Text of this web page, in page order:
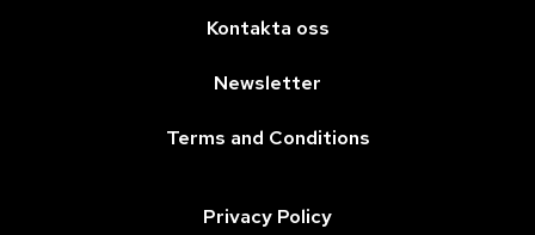
Kontakta oss
Newsletter
Terms and Conditions
Privacy Policy